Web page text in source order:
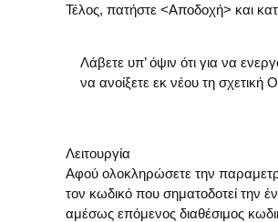
Τέλος, πατήστε <Αποδοχή> και
Λάβετε υπ’ όψιν ότι για να
να ανοίξετε εκ νέου τη
Λειτουργία
Αφού ολοκληρώσετε την
τον κωδικό που σηματοδοτεί την
αμέσως επόμενος διαθέσιμος